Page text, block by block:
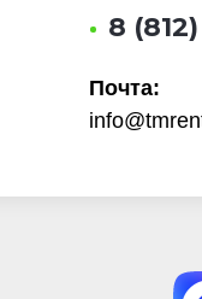
Почта:
8